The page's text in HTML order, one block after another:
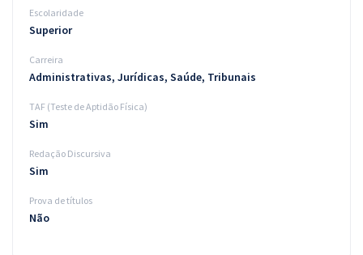
Escolaridade
Superior
Carreira
Administrativas, Jurídicas, Saúde, Tribunais
TAF (Teste de Aptidão Física)
Sim
Redação Discursiva
Sim
Prova de títulos
Não